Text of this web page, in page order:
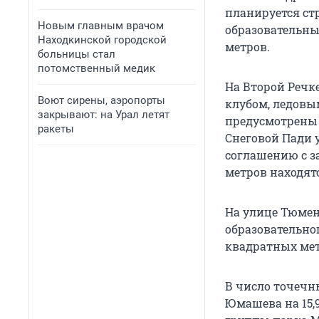
Новым главным врачом
Находкинской городской
больницы стал
потомственный медик
Воют сирены, аэропорты
закрывают: на Урал летят
ракеты
планируется
метров.
На Второй
клубом,
Снеговой Пади
соглашению с
метров
На улице
квадратных
В число
Юмашева на